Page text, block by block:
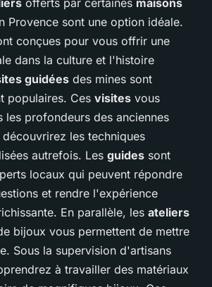
Provence sont une option idéale.
conçues pour vous offrir une
dans la culture et l'histoire
guidées des mines sont
populaires. Ces visites vous
les profondeurs des anciennes
les techniques
autrefois. Les guides sont
locaux qui peuvent répondre
et rendre l'expérience
En parallèle, les ateliers
bijoux vous permettent de mettre
Sous la supervision d'artisans
à travailler des matériaux